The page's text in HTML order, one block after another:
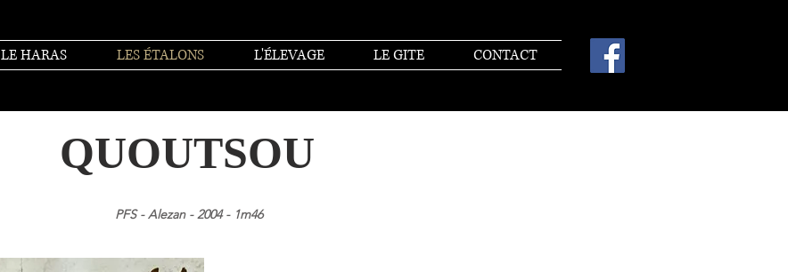
LE HARAS LES ÉTALONS L'ÉLEVAGE LE GITE CONTACT
QUOUTSOU
PFS - Alezan - 2004 - 1m46